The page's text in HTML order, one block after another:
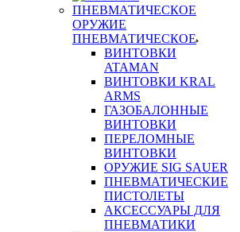
ОРУЖИЕ
ПНЕВМАТИЧЕСКОЕ
ВИНТОВКИ
ATAMAN
ВИНТОВКИ KRAL
ARMS
ГАЗОБАЛОННЫЕ
ВИНТОВКИ
ПЕРЕЛОМНЫЕ
ВИНТОВКИ
ОРУЖИЕ SIG SAUER
ПНЕВМАТИЧЕСКИЕ
ПИСТОЛЕТЫ
АКСЕССУАРЫ ДЛЯ
ПНЕВМАТИКИ